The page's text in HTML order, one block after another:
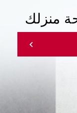
منزلك